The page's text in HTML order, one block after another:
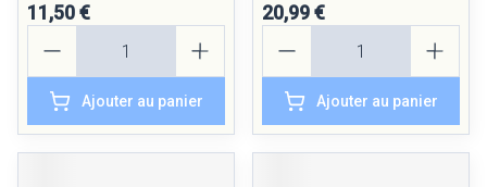
11,50 €
Ajouter au panier
20,99 €
Ajouter au panier